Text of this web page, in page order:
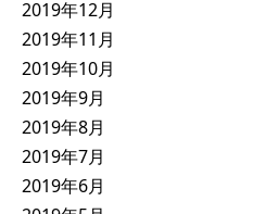
2019年12月
2019年11月
2019年10月
2019年9月
2019年8月
2019年7月
2019年6月